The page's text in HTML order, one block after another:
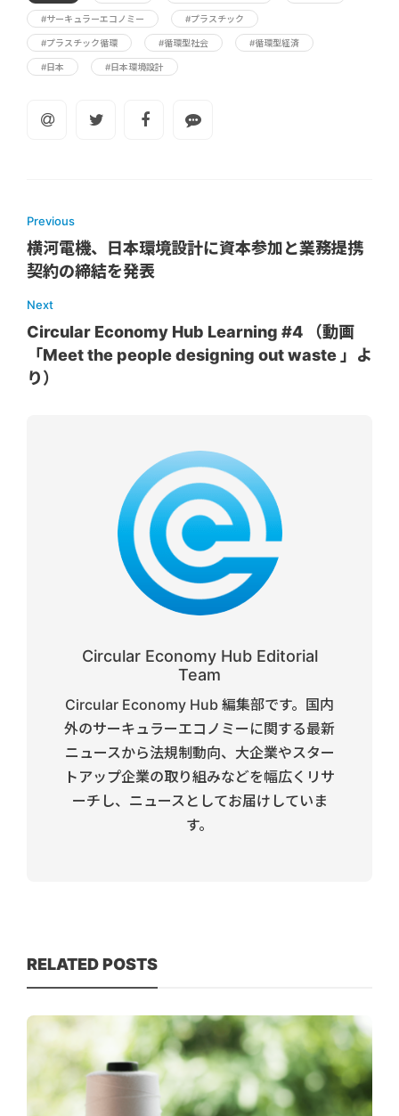
#サーキュラーエコノミー #プラスチック
#プラスチック循環 #循環型社会 #循環型経済
#日本 #日本環境設計
Previous
横河電機、日本環境設計に資本参加と業務提携
契約の締結を発表
Next
Circular Economy Hub Learning #4 （動画
「Meet the people designing out waste 」よ
り）
Circular Economy Hub Editorial
Team
Circular Economy Hub 編集部です。国内
外のサーキュラーエコノミーに関する最新
ニュースから法規制動向、大企業やスター
トアップ企業の取り組みなどを幅広くリサ
ーチし、ニュースとしてお届けしていま
す。
RELATED POSTS